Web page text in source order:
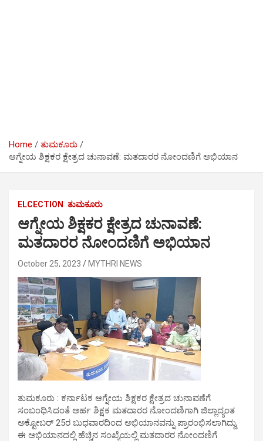
Home
ತುಮಕೂರು
ಆಗ್ನೇಯ ಶಿಕ್ಷಕರ ಕ್ಷೇತ್ರದ ಚುನಾವಣೆ: ಮತದಾರರ ನೋಂದಣಿಗೆ ಅಭಿಯಾನ
ELCECTION ತುಮಕೂರು
ಆಗ್ನೇಯ ಶಿಕ್ಷಕರ ಕ್ಷೇತ್ರದ ಚುನಾವಣೆ:
ಮತದಾರರ ನೋಂದಣಿಗೆ ಅಭಿಯಾನ
October 25, 2023 MYTHRI NEWS
ತುಮಕೂರು : ಕರ್ನಾಟಕ ಆಗ್ನೇಯ ಶಿಕ್ಷಕರ ಕ್ಷೇತ್ರದ ಚುನಾವಣೆಗೆ
ಸಂಬಂಧಿಸಿದಂತೆ ಅರ್ಹ ಶಿಕ್ಷಕ ಮತದಾರರ ನೋಂದಣಿಗಾಗಿ ಜಿಲ್ಲಾದ್ಯಂತ
ಅಕ್ಟೋಬರ್ 25ರ ಬುಧವಾರದಿಂದ ಅಭಿಯಾನವನ್ನು ಪ್ರಾರಂಭಿಸಲಾಗಿದ್ದು,
ಈ ಅಭಿಯಾನದಲ್ಲಿ ಹೆಚ್ಚಿನ ಸಂಖ್ಯೆಯಲ್ಲಿ ಮತದಾರರ ನೋಂದಣಿಗೆ